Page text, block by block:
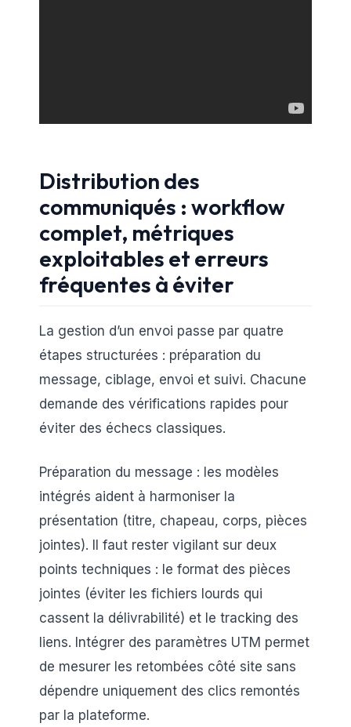
Distribution des
communiqués : workflow
complet, métriques
exploitables et erreurs
fréquentes à éviter
La gestion d’un envoi passe par quatre
étapes structurées : préparation du
message, ciblage, envoi et suivi. Chacune
demande des vérifications rapides pour
éviter des échecs classiques.
Préparation du message : les modèles
intégrés aident à harmoniser la
présentation (titre, chapeau, corps, pièces
jointes). Il faut rester vigilant sur deux
points techniques : le format des pièces
jointes (éviter les fichiers lourds qui
cassent la délivrabilité) et le tracking des
liens. Intégrer des paramètres UTM permet
de mesurer les retombées côté site sans
dépendre uniquement des clics remontés
par la plateforme.